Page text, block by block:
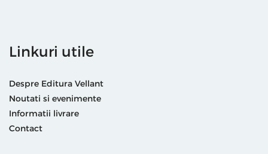
Linkuri utile
Despre Editura Vellant
Noutati si evenimente
Informatii livrare
Contact